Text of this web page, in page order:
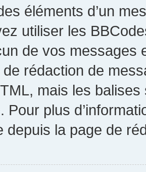
éléments d’un
utiliser les
de vos messages
rédaction de
mais les
Pour plus
depuis la page de